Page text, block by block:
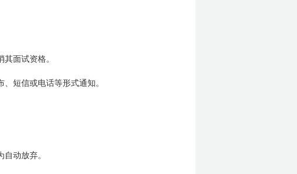
面试资格。
短信或电话等形式通知。
动放弃。